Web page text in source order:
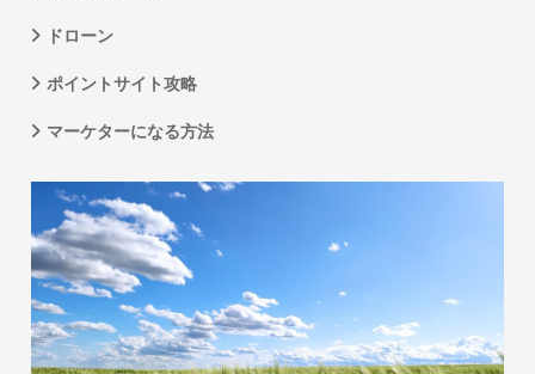
ドローン
ポイントサイト攻略
マーケターになる方法